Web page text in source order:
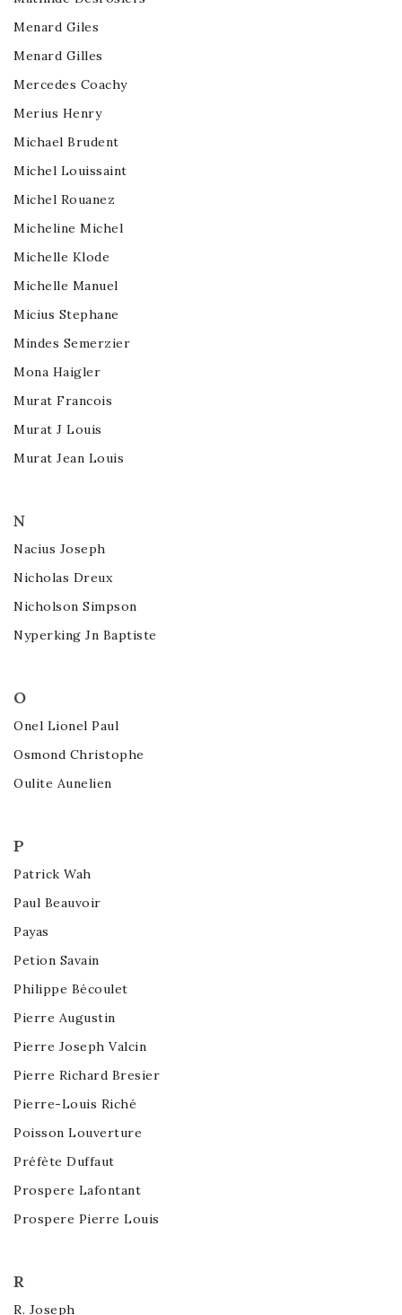
Menard Giles
Menard Gilles
Mercedes Coachy
Merius Henry
Michael Brudent
Michel Louissaint
Michel Rouanez
Micheline Michel
Michelle Klode
Michelle Manuel
Micius Stephane
Mindes Semerzier
Mona Haigler
Murat Francois
Murat J Louis
Murat Jean Louis
N
Nacius Joseph
Nicholas Dreux
Nicholson Simpson
Nyperking Jn Baptiste
O
Onel Lionel Paul
Osmond Christophe
Oulite Aunelien
P
Patrick Wah
Paul Beauvoir
Payas
Petion Savain
Philippe Bécoulet
Pierre Augustin
Pierre Joseph Valcin
Pierre Richard Bresier
Pierre-Louis Riché
Poisson Louverture
Préfète Duffaut
Prospere Lafontant
Prospere Pierre Louis
R
R. Joseph